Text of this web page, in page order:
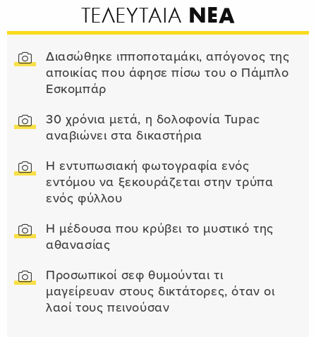
ΤΕΛΕΥΤΑΙΑ ΝΕΑ
Διασώθηκε ιπποποταμάκι, απόγονος της
αποικίας που άφησε πίσω του ο Πάμπλο
Εσκομπάρ
30 χρόνια μετά, η δολοφονία Tupac
αναβιώνει στα δικαστήρια
Η εντυπωσιακή φωτογραφία ενός
εντόμου να ξεκουράζεται στην τρύπα
ενός φύλλου
Η μέδουσα που κρύβει το μυστικό της
αθανασίας
Προσωπικοί σεφ θυμούνται τι
μαγείρευαν στους δικτάτορες, όταν οι
λαοί τους πεινούσαν